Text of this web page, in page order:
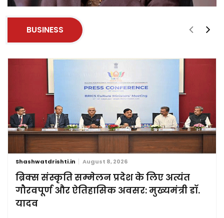
BUSINESS
Shashwatdrishti.in August 8, 2026
ब्रिक्स संस्कृति सम्मेलन प्रदेश के लिए अत्यंत
गौरवपूर्ण और ऐतिहासिक अवसर: मुख्यमंत्री डॉ.
यादव